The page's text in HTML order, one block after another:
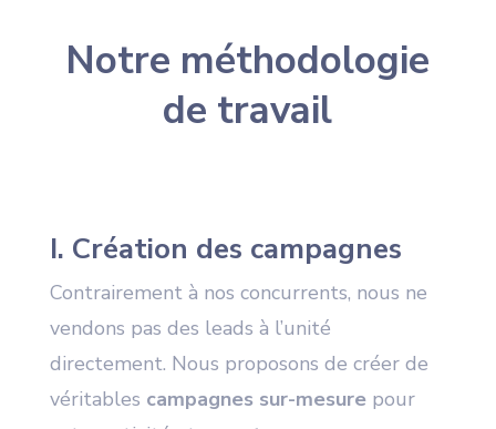
Notre méthodologie
de travail
I. Création des campagnes
Contrairement à nos concurrents, nous ne
vendons pas des leads à l’unité
directement. Nous proposons de créer de
véritables campagnes sur-mesurepour